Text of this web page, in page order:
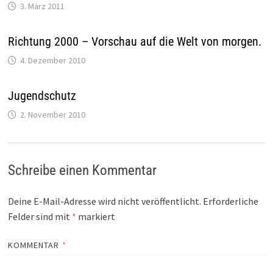
3. März 2011
Richtung 2000 – Vorschau auf die Welt von morgen.
4. Dezember 2010
Jugendschutz
2. November 2010
Schreibe einen Kommentar
Deine E-Mail-Adresse wird nicht veröffentlicht. Erforderliche
Felder sind mit * markiert
KOMMENTAR *